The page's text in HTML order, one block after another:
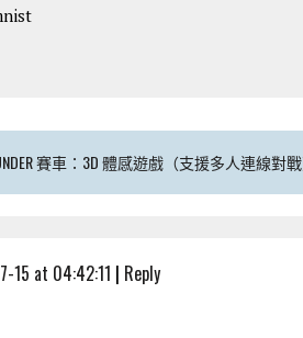
賽車：3D 體感遊戲（支援多人連線對
15 at 04:42:11 | Reply